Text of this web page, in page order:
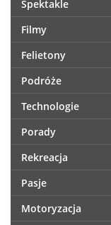
Spektakle
Filmy
Felietony
Podróże
Technologie
Porady
Rekreacja
Pasje
Motoryzacja